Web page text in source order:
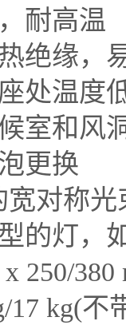
耐高温
缘，
处温度
和风
更换
对称光
灯，
380
kg(不